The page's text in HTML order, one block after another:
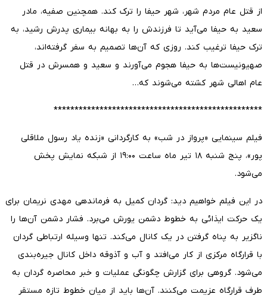
از قتل عام مردم شهر، شهر حیفا را ترک کند. همچنین صفیه، مادر
سعید به حیفا می‌آید تا فرزندش را به بهانه بیماری پدرش رشید، به
ترک حیفا ترغیب کند. روزی که آن‌ها تصمیم به سفر گرفته‌اند،
صهیونیست‌ها به حیفا هجوم می‌آورند و سعید و همسرش در قتل
عام اهالی شهر کشته می‌شوند که…
**************************************************
فیلم سینمایی «پرواز در شب» به کارگردانی «زنده یاد رسول ملاقلی
پور»، پنج شنبه ۱۸ تیر ماه ساعت ۱۹:۰۰ از شبکه نمایش پخش
می‌شود.
در این فیلم خواهیم دید: گردان کمیل به فرماندهی مهدی نریمان برای
یک حرکت ایذائی به خطوط دشمن یورش می‌برد. فشار دشمن آن‌ها را
ناگزیر به پناه گرفتن در یک کانال می‌کند. تنها وسیله ارتباطی گردان
با قرارگاه مرکزی از کار می‌افتد و آب و آذوقه داخل کانال جیره‌بندی
می‌شود. گروهی برای گزارش چگونگی عملیات و خبر محاصره گردان به
طرف قرارگاه عزیمت می‌کنند. آن‌ها باید از میان خطوط تازه مستقر